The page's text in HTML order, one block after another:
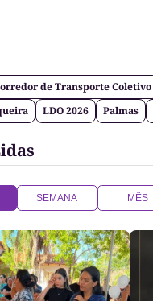
de Transporte Coletivo
LDO 2026 Palmas
SEMANA MÊS